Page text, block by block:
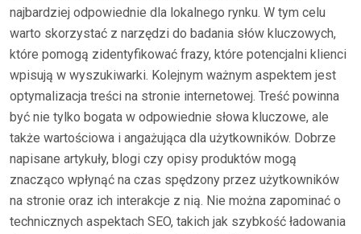
najbardziej odpowiednie dla lokalnego rynku. W tym celu
warto skorzystać z narzędzi do badania słów kluczowych,
które pomogą zidentyfikować frazy, które potencjalni klienci
wpisują w wyszukiwarki. Kolejnym ważnym aspektem jest
optymalizacja treści na stronie internetowej. Treść powinna
być nie tylko bogata w odpowiednie słowa kluczowe, ale
także wartościowa i angażująca dla użytkowników. Dobrze
napisane artykuły, blogi czy opisy produktów mogą
znacząco wpłynąć na czas spędzony przez użytkowników
na stronie oraz ich interakcje z nią. Nie można zapominać o
technicznych aspektach SEO, takich jak szybkość ładowania